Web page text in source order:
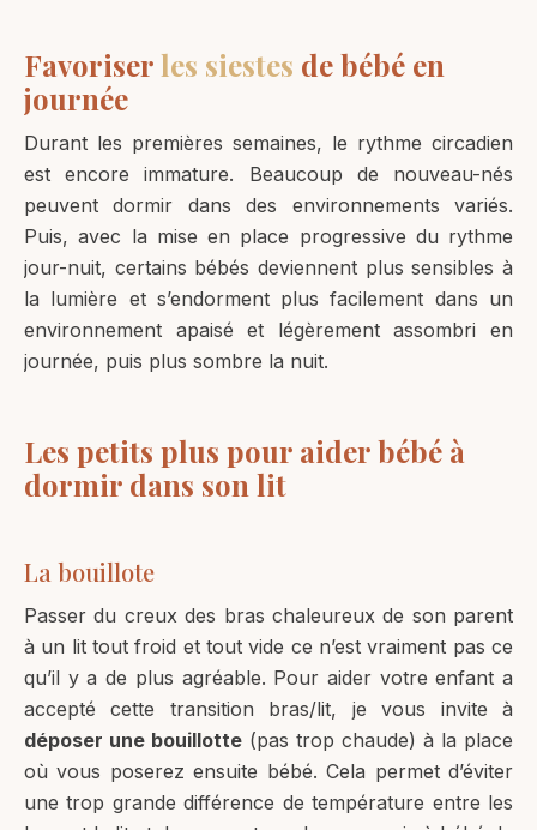
Favoriserles siestes de bébé en
journée
Durant les premières semaines, le rythme circadien
est encore immature. Beaucoup de nouveau-nés
peuvent dormir dans des environnements variés.
Puis, avec la mise en place progressive du rythme
jour-nuit, certains bébés deviennent plus sensibles à
la lumière et s’endorment plus facilement dans un
environnement apaisé et légèrement assombri en
journée, puis plus sombre la nuit.
Les petits plus pour aider bébé à
dormir dans son lit
La bouillote
Passer du creux des bras chaleureux de son parent
à un lit tout froid et tout vide ce n’est vraiment pas ce
qu’il y a de plus agréable. Pour aider votre enfant a
accepté cette transition bras/lit, je vous invite à
déposer une bouillotte (pas trop chaude) à la place
où vous poserez ensuite bébé. Cela permet d’éviter
une trop grande différence de température entre les